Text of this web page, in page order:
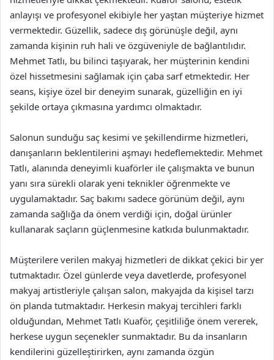
anlayışı ve profesyonel ekibiyle her yaştan müşteriye hizmet
vermektedir. Güzellik, sadece dış görünüşle değil, aynı
zamanda kişinin ruh hali ve özgüveniyle de bağlantılıdır.
Mehmet Tatlı, bu bilinci taşıyarak, her müşterinin kendini
özel hissetmesini sağlamak için çaba sarf etmektedir. Her
seans, kişiye özel bir deneyim sunarak, güzelliğin en iyi
şekilde ortaya çıkmasına yardımcı olmaktadır.
Salonun sunduğu saç kesimi ve şekillendirme hizmetleri,
danışanların beklentilerini aşmayı hedeflemektedir. Mehmet
Tatlı, alanında deneyimli kuaförler ile çalışmakta ve bunun
yanı sıra sürekli olarak yeni teknikler öğrenmekte ve
uygulamaktadır. Saç bakımı sadece görünüm değil, aynı
zamanda sağlığa da önem verdiği için, doğal ürünler
kullanarak saçların güçlenmesine katkıda bulunmaktadır.
Müşterilere verilen makyaj hizmetleri de dikkat çekici bir yer
tutmaktadır. Özel günlerde veya davetlerde, profesyonel
makyaj artistleriyle çalışan salon, makyajda da kişisel tarzı
ön planda tutmaktadır. Herkesin makyaj tercihleri farklı
olduğundan, Mehmet Tatlı Kuaför, çeşitliliğe önem vererek,
herkese uygun seçenekler sunmaktadır. Bu da insanların
kendilerini güzelleştirirken, aynı zamanda özgün